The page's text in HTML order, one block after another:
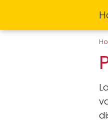
La